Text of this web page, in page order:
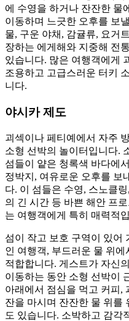
에 수영을 하거나 잔잔한 물
이동하며 느긋한 오후를 보
물, 구운 야채, 감귤류, 요거
장하는 에게해와 지중해 전
있습니다. 많은 여행객에게
조용하고 고급스러운 터키
니다.
야시카 제도
괴섹이나 페티예에서 자주
소형 선박의 놀이터입니다.
섬들이 얕은 청록색 바다에
정박지, 여유로운 오후를 보
다. 이 섬들은 수영, 스노클
의 긴 시간 등 바쁜 해안 프
는 여행객에게 특히 매력적
섬이 작고 보호 구역이 있어
인 여행객, 부드러운 물 위
적합합니다. 게스트가 자신
이동하는 동안 소형 선박이
아래에서 점심을 먹고 커피,
잔을 마시며 잔잔한 물 위를
도 있습니다. 소박하고 감각